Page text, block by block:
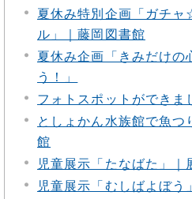
夏休み特別企画「ガチ
ル」｜藤岡図書館
夏休み企画「きみだけの
う！」
フォトスポットができま
としょかん水族館で魚つ
館
児童展示「たなばた」｜
児童展示「むしばよぼう